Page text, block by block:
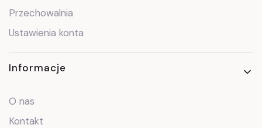
Przechowalnia
Ustawienia konta
Informacje
O nas
Kontakt